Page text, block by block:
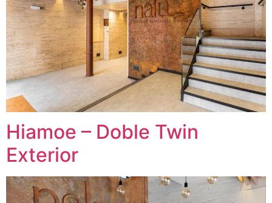
Hiamoe – Doble Twin
Exterior